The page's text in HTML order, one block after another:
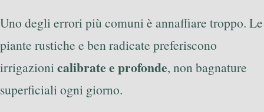
Uno degli errori più comuni è annaffiare troppo. Le
piante rustiche e ben radicate preferiscono
irrigazioni calibrate e profonde, non bagnature
superficiali ogni giorno.